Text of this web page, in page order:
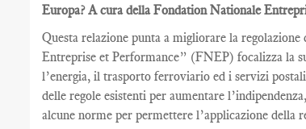
Europa? A cura della Fondation Nationale
Questa relazione punta a migliorare la
Entreprise et Performance” (FNEP) focalizza la
l’energia, il trasporto ferroviario ed i servizi
delle regole esistenti per aumentare
alcune norme per permettere l’applicazione della